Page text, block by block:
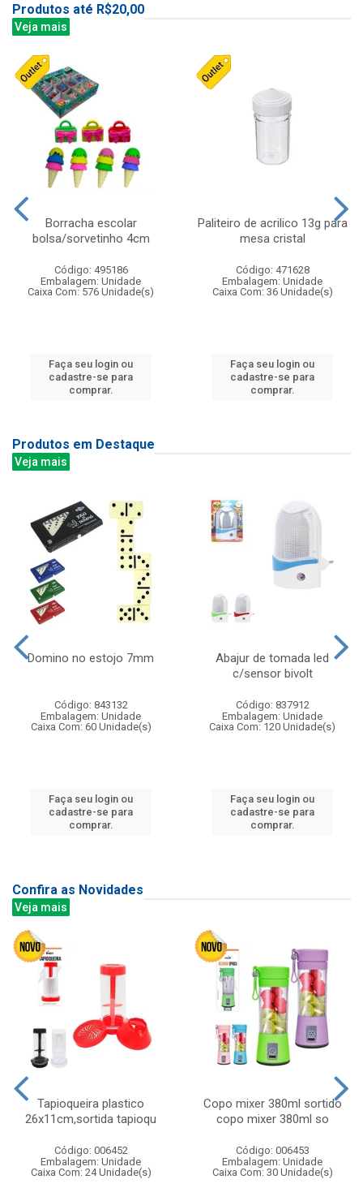
Produtos até R$20,00
Veja mais
Borracha escolar
bolsa/sorvetinho 4cm
Código: 495186
Embalagem: Unidade
Caixa Com: 576 Unidade(s)
Faça seu login ou
cadastre-se para
comprar.
Paliteiro de acrilico 13g para
mesa cristal
Código: 471628
Embalagem: Unidade
Caixa Com: 36 Unidade(s)
Faça seu login ou
cadastre-se para
comprar.
Produtos em Destaque
Veja mais
Domino no estojo 7mm
Código: 843132
Embalagem: Unidade
Caixa Com: 60 Unidade(s)
Faça seu login ou
cadastre-se para
comprar.
Abajur de tomada led
c/sensor bivolt
Código: 837912
Embalagem: Unidade
Caixa Com: 120 Unidade(s)
Faça seu login ou
cadastre-se para
comprar.
Confira as Novidades
Veja mais
Tapioqueira plastico
26x11cm,sortida tapioqu
Código: 006452
Embalagem: Unidade
Caixa Com: 24 Unidade(s)
Copo mixer 380ml sortido
copo mixer 380ml so
Código: 006453
Embalagem: Unidade
Caixa Com: 30 Unidade(s)